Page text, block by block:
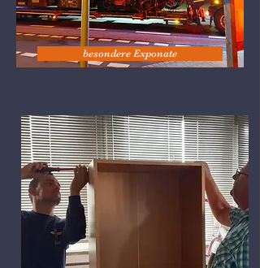
besondere Exponate